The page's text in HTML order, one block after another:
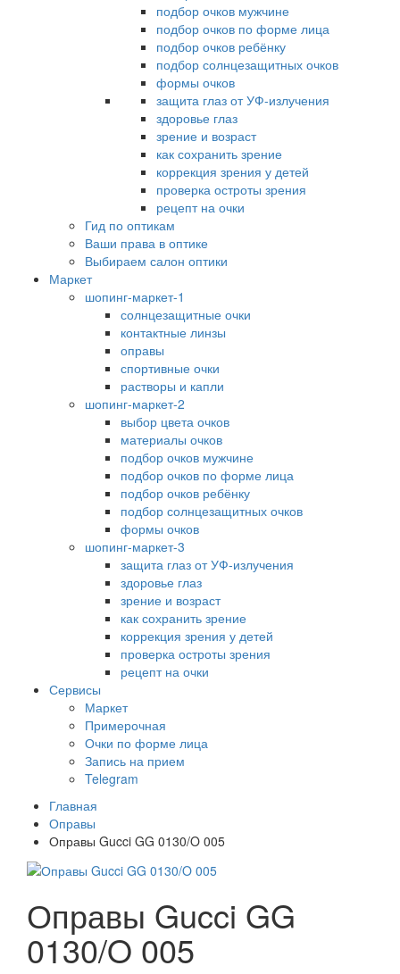
подбор очков мужчине
подбор очков по форме лица
подбор очков ребёнку
подбор солнцезащитных очков
формы очков
защита глаз от УФ-излучения
здоровье глаз
зрение и возраст
как сохранить зрение
коррекция зрения у детей
проверка остроты зрения
рецепт на очки
Гид по оптикам
Ваши права в оптике
Выбираем салон оптики
Маркет
шопинг-маркет-1
солнцезащитные очки
контактные линзы
оправы
спортивные очки
растворы и капли
шопинг-маркет-2
выбор цвета очков
материалы очков
подбор очков мужчине
подбор очков по форме лица
подбор очков ребёнку
подбор солнцезащитных очков
формы очков
шопинг-маркет-3
защита глаз от УФ-излучения
здоровье глаз
зрение и возраст
как сохранить зрение
коррекция зрения у детей
проверка остроты зрения
рецепт на очки
Сервисы
Маркет
Примерочная
Очки по форме лица
Запись на прием
Telegram
Главная
Оправы
Оправы Gucci GG 0130/O 005
Оправы Gucci GG
0130/O 005